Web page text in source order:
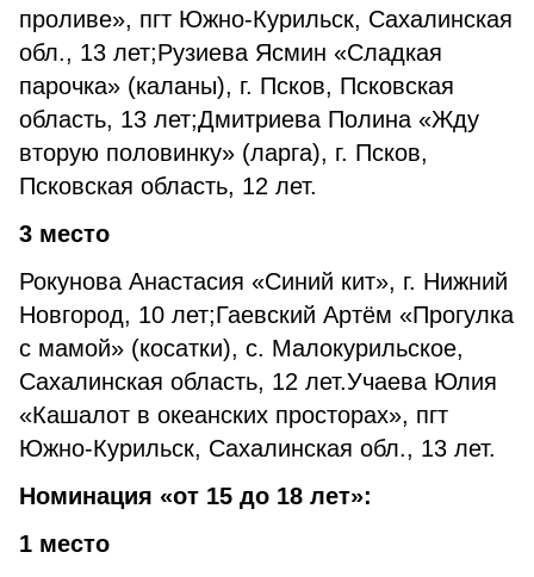
проливе», пгт Южно-Курильск, Сахалинская
обл., 13 лет;Рузиева Ясмин «Сладкая
парочка» (каланы), г. Псков, Псковская
область, 13 лет;Дмитриева Полина «Жду
вторую половинку» (ларга), г. Псков,
Псковская область, 12 лет.
3 место
Рокунова Анастасия «Синий кит», г. Нижний
Новгород, 10 лет;Гаевский Артём «Прогулка
с мамой» (косатки), с. Малокурильское,
Сахалинская область, 12 лет.Учаева Юлия
«Кашалот в океанских просторах», пгт
Южно-Курильск, Сахалинская обл., 13 лет.
Номинация «от 15 до 18 лет»:
1 место